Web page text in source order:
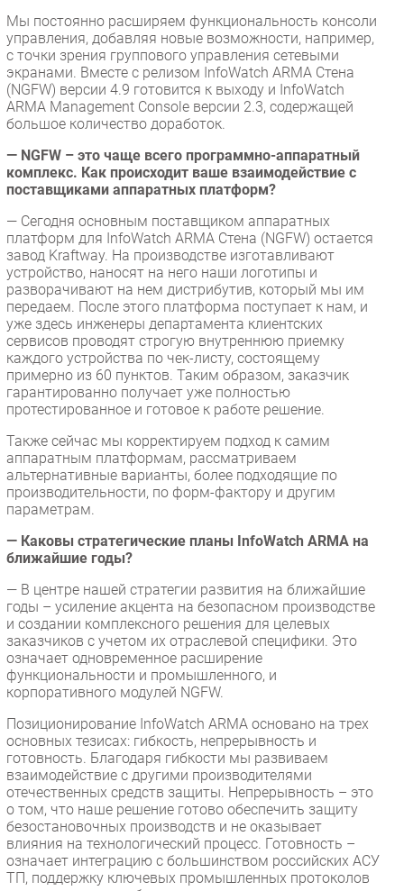
Мы постоянно расширяем функциональность консоли
управления, добавляя новые возможности, например,
с точки зрения группового управления сетевыми
экранами. Вместе с релизом InfoWatch ARMA Стена
(NGFW) версии 4.9 готовится к выходу и InfoWatch
ARMA Management Console версии 2.3, содержащей
большое количество доработок.
— NGFW – это чаще всего программно-аппаратный
комплекс. Как происходит ваше взаимодействие с
поставщиками аппаратных платформ?
— Сегодня основным поставщиком аппаратных
платформ для InfoWatch ARMA Стена (NGFW) остается
завод Kraftway. На производстве изготавливают
устройство, наносят на него наши логотипы и
разворачивают на нем дистрибутив, который мы им
передаем. После этого платформа поступает к нам, и
уже здесь инженеры департамента клиентских
сервисов проводят строгую внутреннюю приемку
каждого устройства по чек-листу, состоящему
примерно из 60 пунктов. Таким образом, заказчик
гарантированно получает уже полностью
протестированное и готовое к работе решение.
Также сейчас мы корректируем подход к самим
аппаратным платформам, рассматриваем
альтернативные варианты, более подходящие по
производительности, по форм-фактору и другим
параметрам.
— Каковы стратегические планы InfoWatch ARMA на
ближайшие годы?
— В центре нашей стратегии развития на ближайшие
годы – усиление акцента на безопасном производстве
и создании комплексного решения для целевых
заказчиков с учетом их отраслевой специфики. Это
означает одновременное расширение
функциональности и промышленного, и
корпоративного модулей NGFW.
Позиционирование InfoWatch ARMA основано на трех
основных тезисах: гибкость, непрерывность и
готовность. Благодаря гибкости мы развиваем
взаимодействие с другими производителями
отечественных средств защиты. Непрерывность – это
о том, что наше решение готово обеспечить защиту
безостановочных производств и не оказывает
влияния на технологический процесс. Готовность –
означает интеграцию с большинством российских АСУ
ТП, поддержку ключевых промышленных протоколов